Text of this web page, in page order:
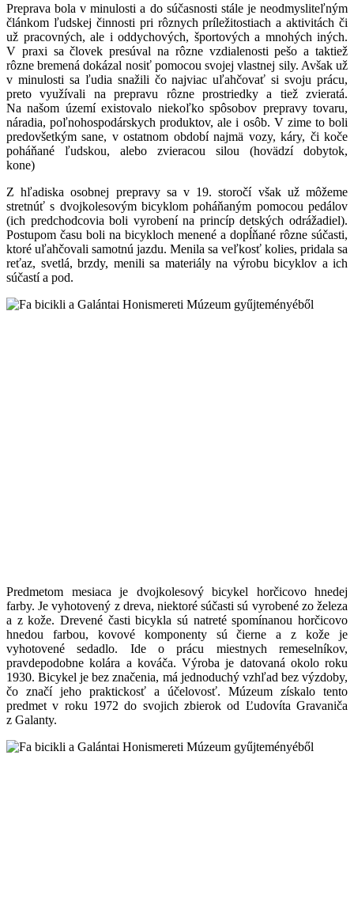
Preprava bola v minulosti a do súčasnosti stále je neodmysliteľným
článkom ľudskej činnosti pri rôznych príležitostiach a aktivitách či
už pracovných, ale i oddychových, športových a mnohých iných.
V praxi sa človek presúval na rôzne vzdialenosti pešo a taktiež
rôzne bremená dokázal nosiť pomocou svojej vlastnej sily. Avšak už
v minulosti sa ľudia snažili čo najviac uľahčovať si svoju prácu,
preto využívali na prepravu rôzne prostriedky a tiež zvieratá.
Na našom území existovalo niekoľko spôsobov prepravy tovaru,
náradia, poľnohospodárskych produktov, ale i osôb. V zime to boli
predovšetkým sane, v ostatnom období najmä vozy, káry, či koče
poháňané ľudskou, alebo zvieracou silou (hovädzí dobytok,
kone)
Z hľadiska osobnej prepravy sa v 19. storočí však už môžeme
stretnúť s dvojkolesovým bicyklom poháňaným pomocou pedálov
(ich predchodcovia boli vyrobení na princíp detských odrážadiel).
Postupom času boli na bicykloch menené a dopĺňané rôzne súčasti,
ktoré uľahčovali samotnú jazdu. Menila sa veľkosť kolies, pridala sa
reťaz, svetlá, brzdy, menili sa materiály na výrobu bicyklov a ich
súčastí a pod.
Predmetom mesiaca je dvojkolesový bicykel horčicovo hnedej
farby. Je vyhotovený z dreva, niektoré súčasti sú vyrobené zo železa
a z kože. Drevené časti bicykla sú natreté spomínanou horčicovo
hnedou farbou, kovové komponenty sú čierne a z kože je
vyhotovené sedadlo. Ide o prácu miestnych remeselníkov,
pravdepodobne kolára a kováča. Výroba je datovaná okolo roku
1930. Bicykel je bez značenia, má jednoduchý vzhľad bez výzdoby,
čo značí jeho praktickosť a účelovosť. Múzeum získalo tento
predmet v roku 1972 do svojich zbierok od Ľudovíta Gravaniča
z Galanty.